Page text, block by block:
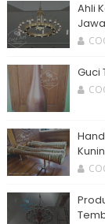
Ahli
Guci